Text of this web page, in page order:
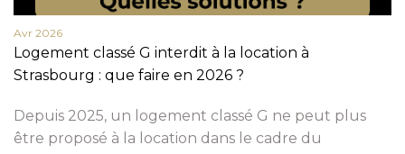
Avr 2026
Logement classé G interdit à la location à
Strasbourg : que faire en 2026 ?
Depuis 2025, un logement classé G ne peut plus
être proposé à la location dans le cadre du